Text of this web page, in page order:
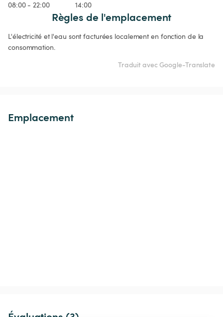
08:00 - 22:00 14:00
Règles de l'emplacement
L'électricité et l'eau sont facturées localement en fonction de la
consommation.
Traduit avec Google-Translate
Emplacement